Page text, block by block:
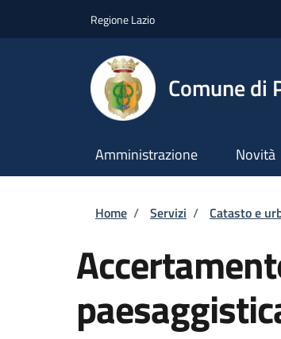
Regione Lazio
Comune di
Amministrazione Novità
Briciole di
Home / Servizi / Catasto e